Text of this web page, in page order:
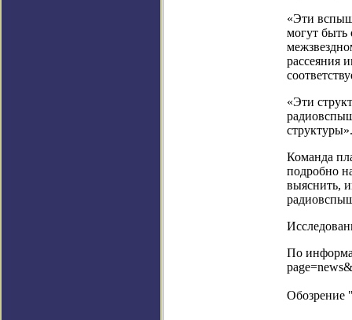
«Эти
могут быть
рассеяния
«Эти
структуры».
Команда
подробно
выяснить,
По
Обозрение